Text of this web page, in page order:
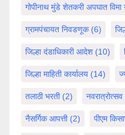
गोपीनाथ मुंडे शेतकरी अपघात विमा
ग्रामपंचायत निवडणूक(6)
जिल्हा दंडाधिकारी आदेश (10)
जिल्हा माहिती कार्यालय (14)
तलाठी भरती(2)
नैसर्गिक आपत्ती(2) पीएम